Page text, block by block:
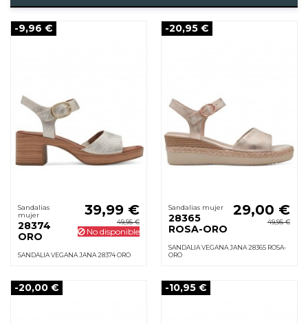
-9,96 €
Sandalias
mujer
28374
ORO
39,99 €
49,95 €
No disponible
SANDALIA VEGANA JANA 28374 ORO
-20,95 €
Sandalias mujer
28365
ROSA-ORO
29,00 €
49,95 €
SANDALIA VEGANA JANA 28365 ROSA-
ORO
-20,00 € -10,95 €